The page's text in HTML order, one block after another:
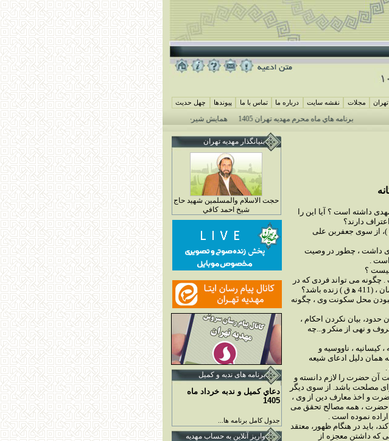
چهل حديث پيوندها تماس با ما درباره ما نقشه سايت مجلات تهران
برنامه هاي ماه محرم مهديه تهران 1405 همايش شيرخوارگان حسيني ( جمعه 29 خرداد ماه 4 محرم 1448)
داشته است ؟ آيا اين را
دارند؟
)، از سوى جعفربن على
داشت ، چطور در وصيت
است .
چگونه مى تواند فردى كه در
باشد؟
محل سكونت وى ، چگونه
بيان نكردن احكام ،
و نهى از منكر و...چه
كيسانيه ، ناووسيه و
همان دليل ادعاى شيعه
آن حضرت را لازم دانسته و
مصلحت باشد. از سوى ديگر
و اخذ معارف دين از وى ،
حضرت ، همه مصالح تحقق مى
نموده است .
بايد در هنگام ظهور، معتقد
كه داشتن معجزه از
بنيانگذار مهديه تهران
حجت الاسلام والمسلمين شهيد حاج
شيخ احمد کافي
برنامه های ندبه و کمیل
دعاي کميل و ندبه خرداد ماه
1405
جدول کامل برنامه ها...
واريز آنلاين به حساب مهديه